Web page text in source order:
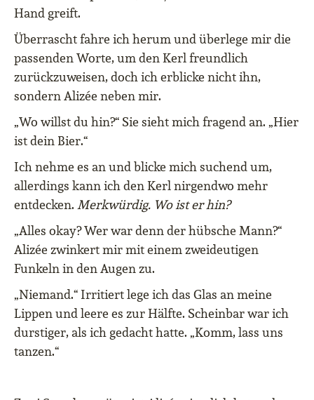
Hand greift.
Überrascht fahre ich herum und überlege mir die
passenden Worte, um den Kerl freundlich
zurückzuweisen, doch ich erblicke nicht ihn,
sondern Alizée neben mir.
„Wo willst du hin?“ Sie sieht mich fragend an. „Hier
ist dein Bier.“
Ich nehme es an und blicke mich suchend um,
allerdings kann ich den Kerl nirgendwo mehr
entdecken. Merkwürdig. Wo ist er hin?
„Alles okay? Wer war denn der hübsche Mann?“
Alizée zwinkert mir mit einem zweideutigen
Funkeln in den Augen zu.
„Niemand.“ Irritiert lege ich das Glas an meine
Lippen und leere es zur Hälfte. Scheinbar war ich
durstiger, als ich gedacht hatte. „Komm, lass uns
tanzen.“